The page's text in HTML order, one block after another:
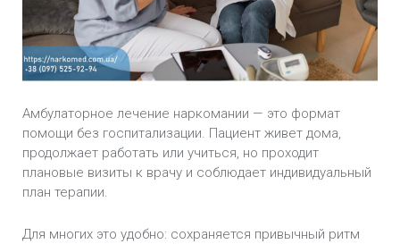
Лечение спайсовой зависимости
Лечение метадоновой зависимости
Лечение зависимости от марихуаны
Лечение зависимости от Экстази
Лечение зависимости от мефедрона
Лечение зависимости от метамфетамина
Амбулаторное лечение наркомании — это формат
помощи без госпитализации. Пациент живет дома,
продолжает работать или учиться, но проходит
плановые визиты к врачу и соблюдает индивидуальный
план терапии.
Для многих это удобно: сохраняется привычный ритм